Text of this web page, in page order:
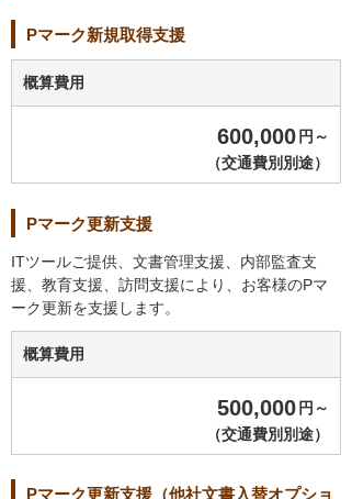
Pマーク新規取得支援
概算費用
600,000 円～
（交通費別別途）
Pマーク更新支援
ITツールご提供、文書管理支援、内部監査支
援、教育支援、訪問支援により、お客様のPマ
ーク更新を支援します。
概算費用
500,000円～
（交通費別別途）
Pマーク更新支援（他社文書入替オプショ